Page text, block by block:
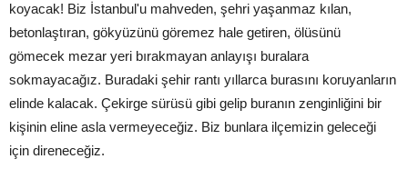
koyacak! Biz İstanbul'u mahveden, şehri yaşanmaz kılan,
betonlaştıran, gökyüzünü göremez hale getiren, ölüsünü
gömecek mezar yeri bırakmayan anlayışı buralara
sokmayacağız. Buradaki şehir rantı yıllarca burasını koruyanların
elinde kalacak. Çekirge sürüsü gibi gelip buranın zenginliğini bir
kişinin eline asla vermeyeceğiz. Biz bunlara ilçemizin geleceği
için direneceğiz.